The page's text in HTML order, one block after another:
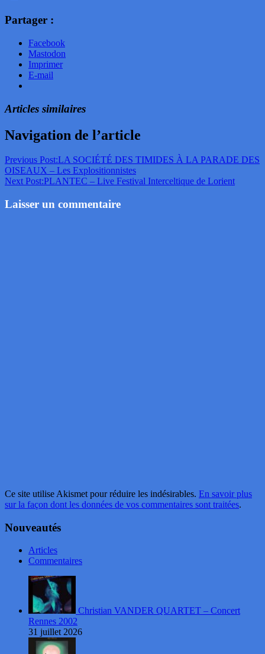
Partager :
Facebook
Mastodon
Imprimer
E-mail
Articles similaires
Navigation de l’article
Previous Post:LA SOCIÉTÉ DES TIMIDES À LA PARADE DES
OISEAUX – Les Explositionnistes
Next Post:PLANTEC – Live Festival Interceltique de Lorient
Laisser un commentaire
Ce site utilise Akismet pour réduire les indésirables. En savoir plus
sur la façon dont les données de vos commentaires sont traitées.
Nouveautés
Articles
Commentaires
Christian VANDER QUARTET – Concert
Rennes 2002
31 juillet 2026